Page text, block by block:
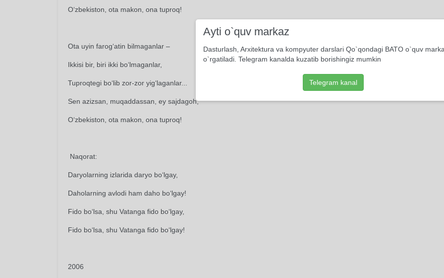
O‘zbekiston, ota makon, ona tuproq!
Ota uyin farog‘atin bilmaganlar –
Ikkisi bir, biri ikki bo‘lmaganlar,
Tuproqtegi bo‘lib zor-zor yig‘laganlar...
Sen azizsan, muqaddassan, ey sajdagoh,
O‘zbekiston, ota makon, ona tuproq!
Naqorat:
Daryolarning izlarida daryo bo‘lgay,
Daholarning avlodi ham daho bo‘lgay!
Fido bo‘lsa, shu Vatanga fido bo‘lgay,
Fido bo‘lsa, shu Vatanga fido bo‘lgay!
2006
Ayti o`quv markaz
Dasturlash, Arxitektura va kompyuter darslari Qo`qondagi BATO o`quv
o`rgatiladi. Telegram kanalda kuzatib borishingiz mumkin
Telegram kanal